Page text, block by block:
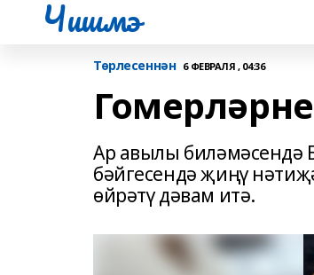
Чишмэ
Төрлесеннән 6 ФЕВРАЛЯ , 04:36
Ар авылы биләмәсендә
бәйгесендә җиңү
өйрәтү дәвам итә.